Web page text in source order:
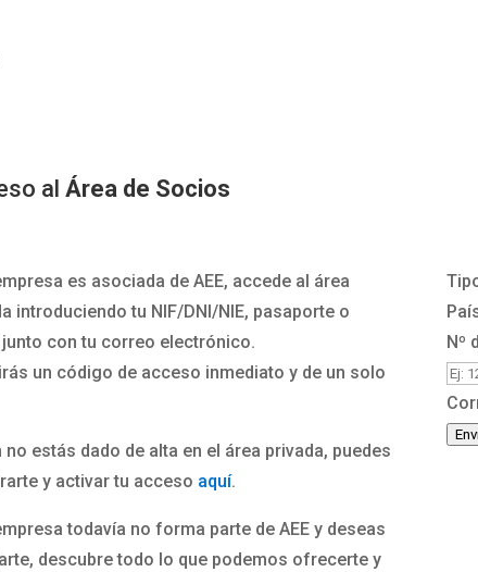
al Área de Socios
es asociada de AEE, accede al área
introduciendo tu NIF/DNI/NIE, pasaporte o
junto con tu correo electrónico.
un código de acceso inmediato y de un solo
no estás dado de alta en el área privada, puedes
y activar tu acceso aquí.
todavía no forma parte de AEE y deseas
descubre todo lo que podemos ofrecerte y
Nº